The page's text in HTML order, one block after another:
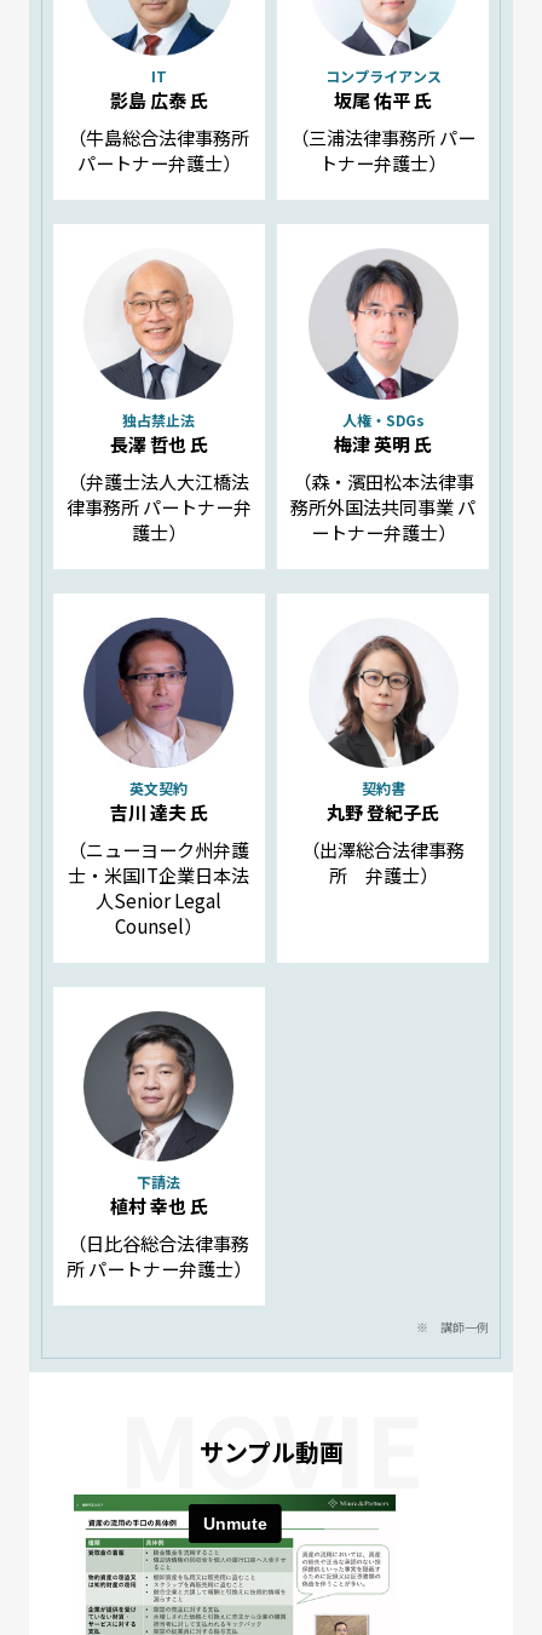
IT
影島 広泰 氏
（牛島総合法律事務所
パートナー弁護士）
コンプライアンス
坂尾 佑平 氏
（三浦法律事務所 パー
トナー弁護士）
独占禁止法
長澤 哲也 氏
（弁護士法人大江橋法
律事務所 パートナー弁
護士）
人権・SDGs
梅津 英明 氏
（森・濱田松本法律事
務所外国法共同事業 パ
ートナー弁護士）
英文契約
吉川 達夫 氏
（ニューヨーク州弁護
士・米国IT企業日本法
人Senior Legal
Counsel）
契約書
丸野 登紀子氏
（出澤総合法律事務
所 弁護士）
下請法
植村 幸也 氏
（日比谷総合法律事務
所 パートナー弁護士）
※ 講師一例
MOVIE
サンプル動画